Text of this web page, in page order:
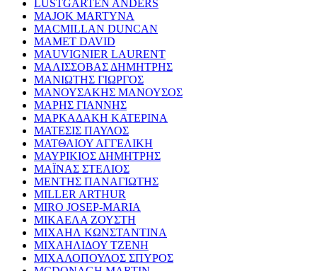
LUSTGARTEN ANDERS
MAJOK MARTYNA
MACMILLAN DUNCAN
MAMET DAVID
MAUVIGNIER LAURENT
ΜΑΛΙΣΣΟΒΑΣ ΔΗΜΗΤΡΗΣ
ΜΑΝΙΩΤΗΣ ΓΙΩΡΓΟΣ
ΜΑΝΟΥΣΑΚΗΣ ΜΑΝΟΥΣΟΣ
ΜΑΡΗΣ ΓΙΑΝΝΗΣ
ΜΑΡΚΑΔΑΚΗ ΚΑΤΕΡΙΝΑ
ΜΑΤΕΣΙΣ ΠΑΥΛΟΣ
ΜΑΤΘΑΙΟΥ ΑΓΓΕΛΙΚΗ
ΜΑΥΡΙΚΙΟΣ ΔΗΜΗΤΡΗΣ
ΜΑΪΝΑΣ ΣΤΕΛΙΟΣ
ΜΕΝΤΗΣ ΠΑΝΑΓΙΩΤΗΣ
MILLER ARTHUR
MIRO JOSEP-MARIA
ΜΙΚΑΕΛΑ ΖΟΥΣΤΗ
ΜΙΧΑΗΛ ΚΩΝΣΤΑΝΤΙΝΑ
ΜΙΧΑΗΛΙΔΟΥ ΤΖΕΝΗ
ΜΙΧΑΛΟΠΟΥΛΟΣ ΣΠΥΡΟΣ